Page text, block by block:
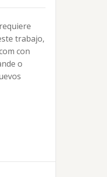
trabajo,
con
o